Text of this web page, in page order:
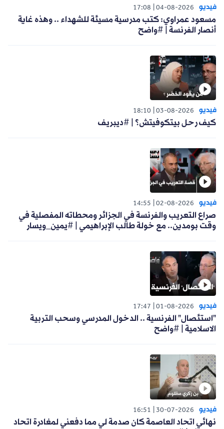
فيديو 04-08-2026
17:08
مسعود عمراوي: كتب مدرسية مسيئة للشهداء .. وهذه غاية
أنصار الفرنسة | #واضح
فيديو 03-08-2026
18:10
كيف رحل بيتكوفيتش؟ | #ديبريف
فيديو 02-08-2026
14:55
صراع التعريب والفرنسة في الجزائر ومحطاته المفصلية في
وقت بومدين.. مع خولة طالب الإبراهيمي | #يمين_ويسار
فيديو 01-08-2026
17:47
"استئصال" الفرنسية .. الدخول المدرسي وسحب التربية
الاسلامية | #واضح
فيديو 30-07-2026
16:51
نهائي اتحاد العاصمة كان صدمة لي مما دفعني لمغادرة اتحاد